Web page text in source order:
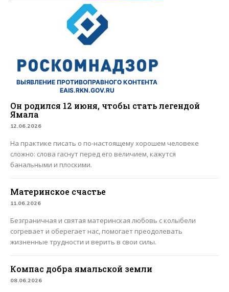
ВЫЯВЛЕНИЕ ПРОТИВОПРАВНОГО КОНТЕНТА
EAIS.RKN.GOV.RU
Он родился 12 июня, чтобы стать легендой
Ямала
12.06.2026
На практике писать о по-настоящему хорошем человеке
сложно: слова гаснут перед его величием, кажутся
банальными и плоскими.
Материнское счастье
11.06.2026
Безграничная и святая материнская любовь с колыбели
согревает и оберегает нас, помогает преодолевать
жизненные трудности и верить в свои силы.
Компас добра ямальской земли
08.06.2026